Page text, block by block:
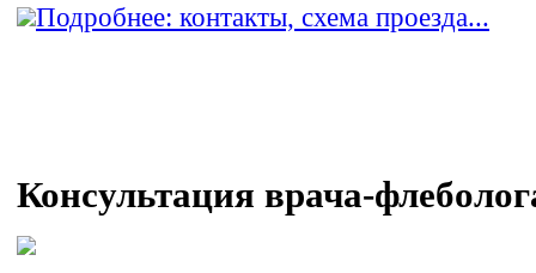
Подробнее: контакты, схема проезда...
Консультация врача-